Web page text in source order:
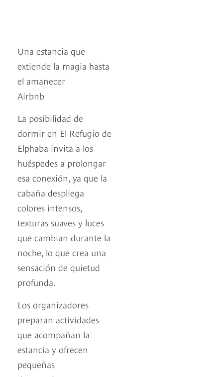
Una estancia que
extiende la magia hasta
el amanecer
Airbnb
La posibilidad de
dormir en El Refugio de
Elphaba invita a los
huéspedes a prolongar
esa conexión, ya que la
cabaña despliega
colores intensos,
texturas suaves y luces
que cambian durante la
noche, lo que crea una
sensación de quietud
profunda.
Los organizadores
preparan actividades
que acompañan la
estancia y ofrecen
pequeñas